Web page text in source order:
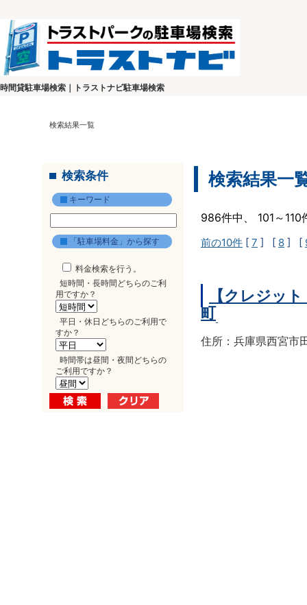
時間貸駐車場検索｜トラストナビ駐車場検索
検索結果一覧
検索条件
キーワード
「駐車場料金」から探す
料金検索を行う。
短時間・長時間どちらのご利
用ですか？
平日・休日どちらのご利用で
すか？
時間帯は昼間・夜間どちらの
ご利用ですか？
検索結果一
986件中、 101～
前の10件 [ 7 ] [ 8 ] [
【クレジッ
町
住所：兵庫県西宮市